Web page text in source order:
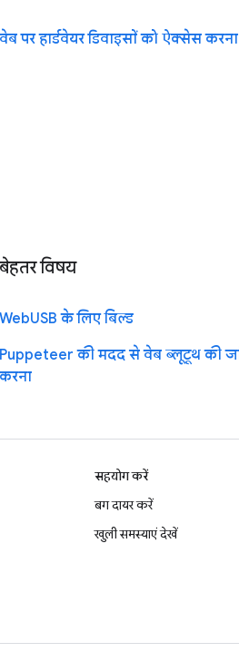
वेब पर हार्डवेयर डिवाइसों को ऐक्सेस करना
बेहतर विषय
WebUSB के लिए बिल्ड
Puppeteer की मदद से वेब ब्लूटूथ की
करना
सहयोग करें
बग दायर करें
खुली समस्याएं देखें